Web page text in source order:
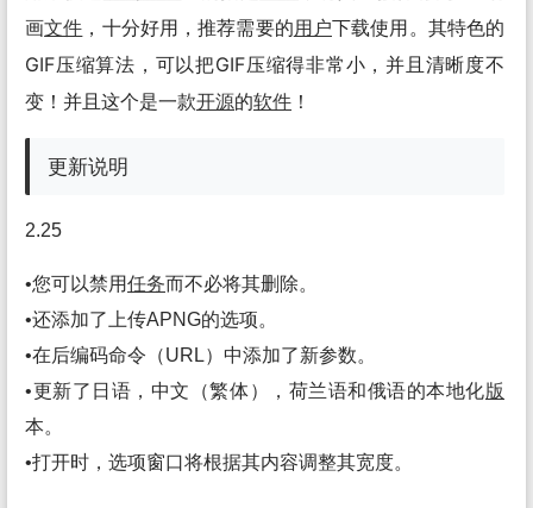
画文件 ，十分好用，推荐需要的用户下载使用。其特色的
GIF压缩算法，可以把GIF压缩得非常小，并且清晰度不
变！并且这个是一款开源的软件 ！
更新说明
2.25
•您可以禁用任务而不必将其删除。
•还添加了上传APNG的选项。
•在后编码命令（URL）中添加了新参数。
•更新了日语，中文（繁体），荷兰语和俄语的本地化版
本。
•打开时，选项窗口将根据其内容调整其宽度。